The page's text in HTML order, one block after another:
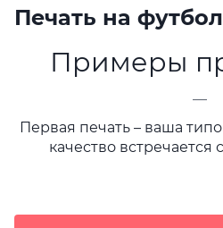
Печать на
Примеры
—
Первая печать – ваша
качество встречается